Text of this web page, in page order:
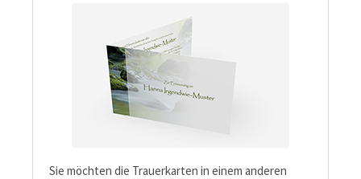
Sie möchten die Trauerkarten in einem anderen